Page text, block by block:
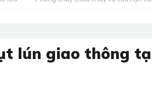
lún giao thông